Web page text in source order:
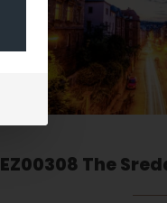
EZ00308 The